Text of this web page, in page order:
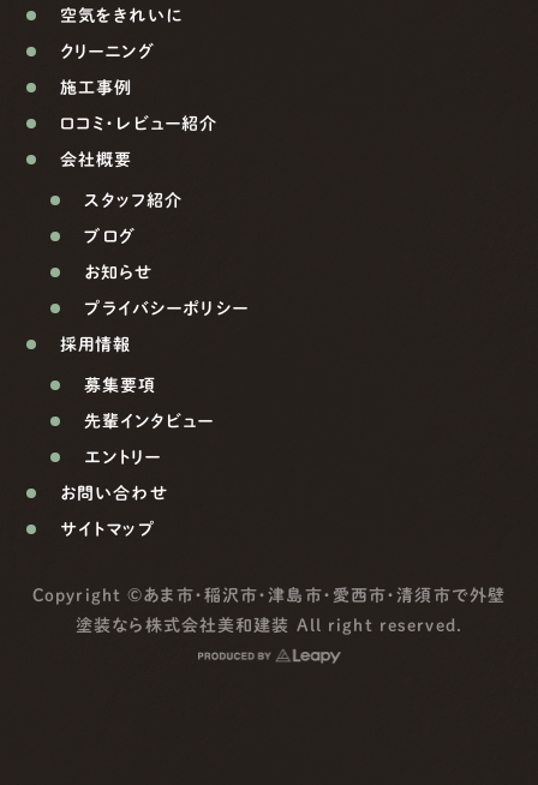
空気をきれいに
クリーニング
施工事例
口コミ・レビュー紹介
会社概要
スタッフ紹介
ブログ
お知らせ
プライバシーポリシー
採用情報
募集要項
先輩インタビュー
エントリー
お問い合わせ
サイトマップ
Copyright ©あま市・稲沢市・津島市・愛西市・清須市で外壁
塗装なら株式会社美和建装 All right reserved.